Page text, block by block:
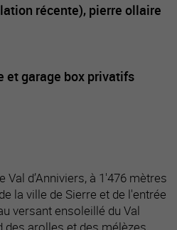
récente), pierre ollaire
et garage box privatifs
Val d’Anniviers, à 1'476 mètres
la ville de Sierre et de l'entrée
versant ensoleillé du Val
des arolles et des mélèzes,